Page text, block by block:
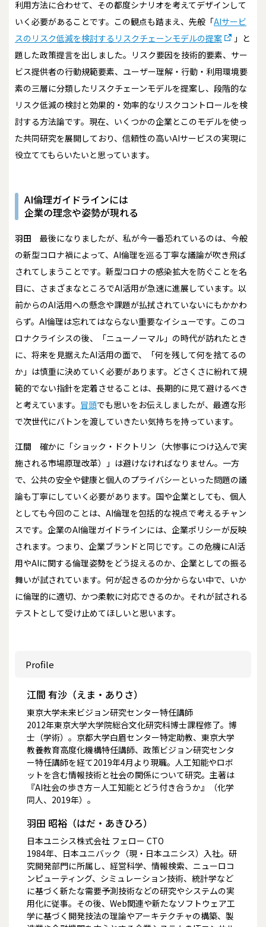
利用方法に合わせて、その都度シナリオを考えてデザインして
いく必要があることです。この観点も踏まえ、先般「AIサービ
スのリスク低減を検討するリスクチェーンモデルの提案
」と
題した政策提言を出しました。リスク要因を技術的要素、サー
ビス提供者の行動規範要素、ユーザー理解・行動・利用環境要
素の三層に分類したリスクチェーンモデルを提案し、段階的な
リスク低減の検討と効果的・効率的なリスクコントロールを検
討する方法論です。現在、いくつかの企業とこのモデルを使っ
た共同研究を展開しており、信頼性の高いAIサービスの実現に
役立ててもらいたいと思っています。
AI倫理ガイドラインには
企業の理念や姿勢が現れる
羽田 最後になりましたが、私が今一番恐れているのは、今般
の新型コロナ禍によって、AI倫理を巡る丁寧な議論が吹き飛ば
されてしまうことです。新型コロナの感染拡大を防ぐことを名
目に、さまざまなところでAI活用が急速に進展しています。以
前からのAI活用への懸念や課題が払拭されていないにもかかわ
らず。AI倫理は忘れてはならない重要なイシューです。このコ
ロナクライシスの後、「ニューノーマル」の時代が訪れたとき
に、将来を見据えたAI活用の面で、「何を残して何を捨てるの
か」は慎重に決めていく必要があります。どさくさに紛れて規
範的でない指針を定着させることは、長期的に見て避けるべき
と考えています。 冒頭でも思いをお伝えしましたが、最適な形
で次世代にバトンを渡していきたい気持ちを持っています。
江間 確かに「ショック・ドクトリン（大惨事につけ込んで実
施される市場原理改革）」は避けなければなりません。一方
で、公共の安全や健康と個人のプライバシーといった問題の議
論も丁寧にしていく必要があります。国や企業としても、個人
としても今回のことは、AI倫理を包括的な視点で考えるチャン
スです。企業のAI倫理ガイドラインには、企業ポリシーが反映
されます。つまり、企業ブランドと同じです。この危機にAI活
用やAIに関する倫理姿勢をどう捉えるのか、企業としての振る
舞いが試されています。何が起きるのか分からない中で、いか
に倫理的に適切、かつ柔軟に対応できるのか。それが試される
テストとして受け止めてほしいと思います。
Profile
江間 有沙（えま・ありさ）
東京大学未来ビジョン研究センター特任講師
2012年東京大学大学院総合文化研究科博士課程修了。博
士（学術）。京都大学白眉センター特定助教、東京大学
教養教育高度化機構特任講師、政策ビジョン研究センタ
ー特任講師を経て2019年4月より現職。人工知能やロボ
ットを含む情報技術と社会の関係について研究。主著は
『AI社会の歩き方－人工知能とどう付き合うか』（化学
同人、2019年）。
羽田 昭裕（はだ・あきひろ）
日本ユニシス株式会社 フェロー CTO
1984年、日本ユニバック（現・日本ユニシス）入社。研
究開発部門に所属し、経営科学、情報検索、ニューロコ
ンピューティング、シミュレーション技術、統計学など
に基づく新たな需要予測技術などの研究やシステムの実
用化に従事。その後、Web関連や新たなソフトウェア工
学に基づく開発技法の理論やアーキテクチャの構築、製